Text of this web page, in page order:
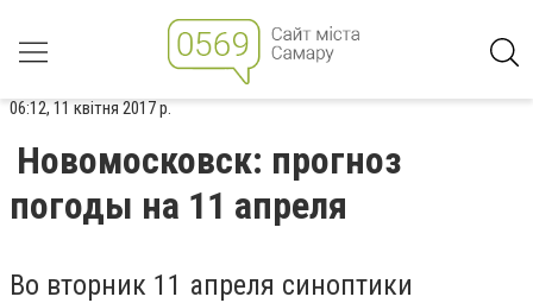
06:12, 11 квітня 2017 р.
Новомосковск: прогноз
погоды на 11 апреля
Во вторник 11 апреля синоптики